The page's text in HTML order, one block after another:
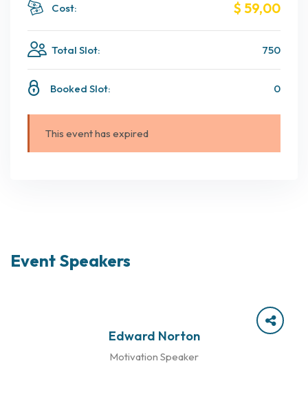
Cost: $ 59,00
Total Slot: 750
Booked Slot: 0
This event has expired
Event Speakers
Edward Norton
Motivation Speaker